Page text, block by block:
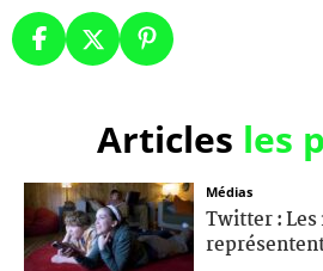
Articles les
Médias
Twitter : Les